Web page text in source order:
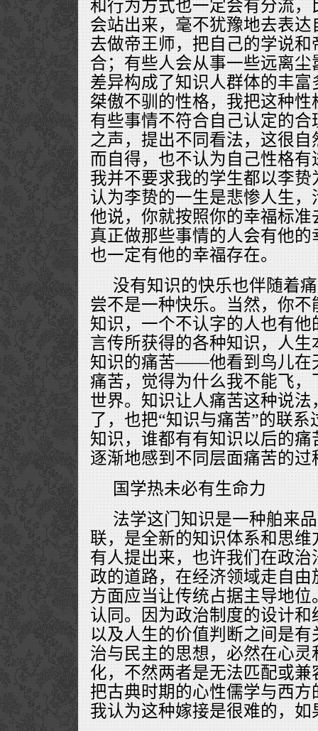
和行为方式也一定会有分流
会站出来，毫不犹豫地去表
去做帝王师，把自己的学说
合；有些人会从事一些远离
差异构成了知识人群体的丰
桀傲不驯的性格，我把这种
有些事情不符合自己认定的
之声，提出不同看法，这很
而自得，也不认为自己性格
我并不要求我的学生都以李
认为李贽的一生是悲惨人生
他说，你就按照你的幸福标
真正做那些事情的人会有他
也一定有他的幸福存在。
没有知识的快乐也伴随着
尝不是一种快乐。当然，你
知识，一个不认字的人也有
言传所获得的各种知识，人
知识的痛苦——他看到鸟儿在
痛苦，觉得为什么我不能飞
世界。知识让人痛苦这种说
了，也把“知识与痛苦”的联
知识，谁都有有知识以后的
逐渐地感到不同层面痛苦的过
国学热未必有生命力
法学这门知识是一种舶来
联，是全新的知识体系和思
有人提出来，也许我们在政
政的道路，在经济领域走自
方面应当让传统占据主导地
认同。因为政治制度的设计
以及人生的价值判断之间是
治与民主的思想，必然在心
化，不然两者是无法匹配或
把古典时期的心性儒学与西
我认为这种嫁接是很难的，